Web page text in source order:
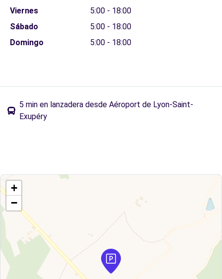
Viernes
5:00 - 18:00
Sábado
5:00 - 18:00
Domingo
5:00 - 18:00
5 min en lanzadera desde Aéroport de Lyon-Saint-
Exupéry
+
−